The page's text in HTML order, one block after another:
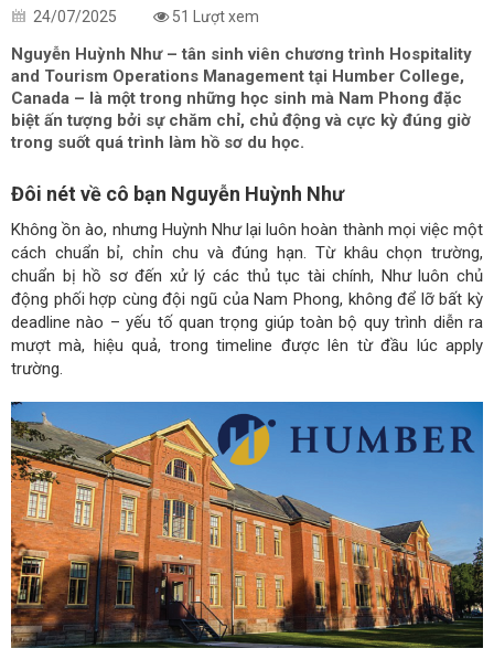
24/07/2025 51 Lượt xem
Nguyễn Huỳnh Như – tân sinh viên chương trình Hospitality
and Tourism Operations Management tại Humber College,
Canada – là một trong những học sinh mà Nam Phong đặc
biệt ấn tượng bởi sự chăm chỉ, chủ động và cực kỳ đúng giờ
trong suốt quá trình làm hồ sơ du học.
Đôi nét về cô bạn Nguyễn Huỳnh Như
Không ồn ào, nhưng Huỳnh Như lại luôn hoàn thành mọi việc một
cách chuẩn bỉ, chỉn chu và đúng hạn. Từ khâu chọn trường,
chuẩn bị hồ sơ đến xử lý các thủ tục tài chính, Như luôn chủ
động phối hợp cùng đội ngũ của Nam Phong, không để lỡ bất kỳ
deadline nào – yếu tố quan trọng giúp toàn bộ quy trình diễn ra
mượt mà, hiệu quả, trong timeline được lên từ đầu lúc apply
trường.